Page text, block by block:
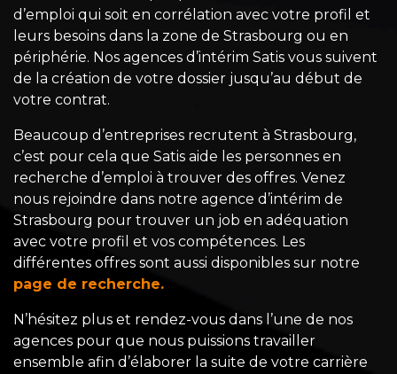
d’emploi qui soit en corrélation avec votre profil et
leurs besoins dans la zone de Strasbourg ou en
périphérie. Nos agences d’intérim Satis vous suivent
de la création de votre dossier jusqu’au début de
votre contrat.
Beaucoup d’entreprises recrutent à Strasbourg,
c’est pour cela que Satis aide les personnes en
recherche d’emploi à trouver des offres. Venez
nous rejoindre dans notre agence d’intérim de
Strasbourg pour trouver un job en adéquation
avec votre profil et vos compétences. Les
différentes offres sont aussi disponibles sur notre
page de recherche.
N’hésitez plus et rendez-vous dans l’une de nos
agences pour que nous puissions travailler
ensemble afin d’élaborer la suite de votre carrière